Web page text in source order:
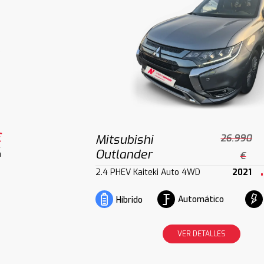
Mitsubishi
Outlander
26.990
€
2.4 PHEV Kaiteki Auto 4WD 2021
Híbrido Automático
VER DETALLES